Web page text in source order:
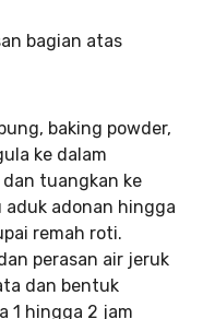
bagian atas
baking powder,
ke dalam
tuangkan ke
aduk adonan hingga
remah roti.
perasan air jeruk
dan bentuk
1 hingga 2 jam